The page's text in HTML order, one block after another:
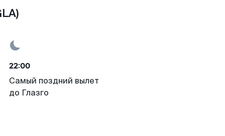
22:00
Самый поздний вылет
до Глазго